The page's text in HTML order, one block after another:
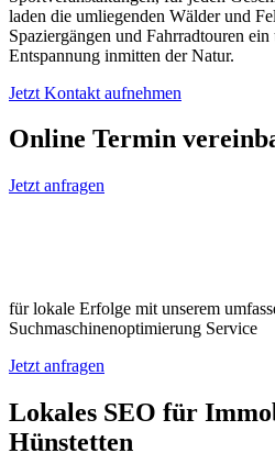
laden die umliegenden Wälder und
Spaziergängen und Fahrradtouren
Entspannung inmitten der Natur.
Jetzt Kontakt aufnehmen
Online Termin
Jetzt anfragen
für lokale Erfolge mit unserem
Suchmaschinenoptimierung Service
Jetzt anfragen
Lokales SEO für
Hünstetten